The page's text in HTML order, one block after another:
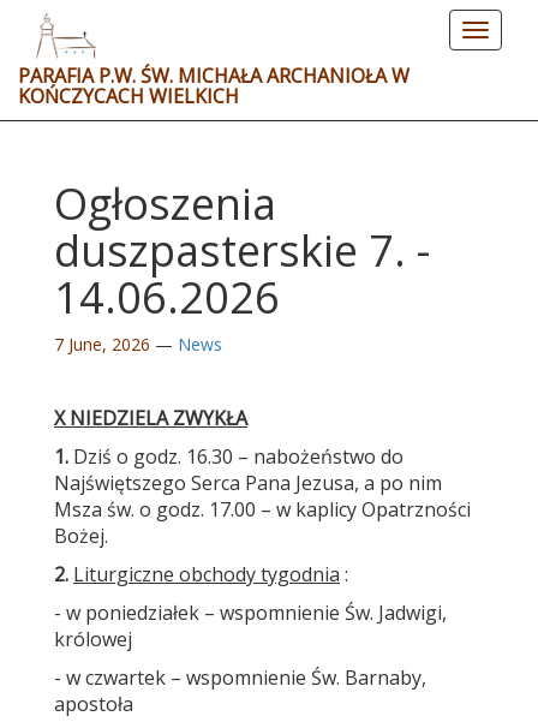
Toggle
PARAFIA P.W. ŚW. MICHAŁA ARCHANIOŁA W
KOŃCZYCACH WIELKICH
Ogłoszenia
duszpasterskie 7. -
14.06.2026
7 June, 2026 — News
X NIEDZIELA ZWYKŁA
1. Dziś o godz. 16.30 – nabożeństwo do
Najświętszego Serca Pana Jezusa, a po nim
Msza św. o godz. 17.00 – w kaplicy Opatrzności
Bożej.
2. Liturgiczne obchody tygodnia :
- w poniedziałek – wspomnienie Św. Jadwigi,
królowej
- w czwartek – wspomnienie Św. Barnaby,
apostoła